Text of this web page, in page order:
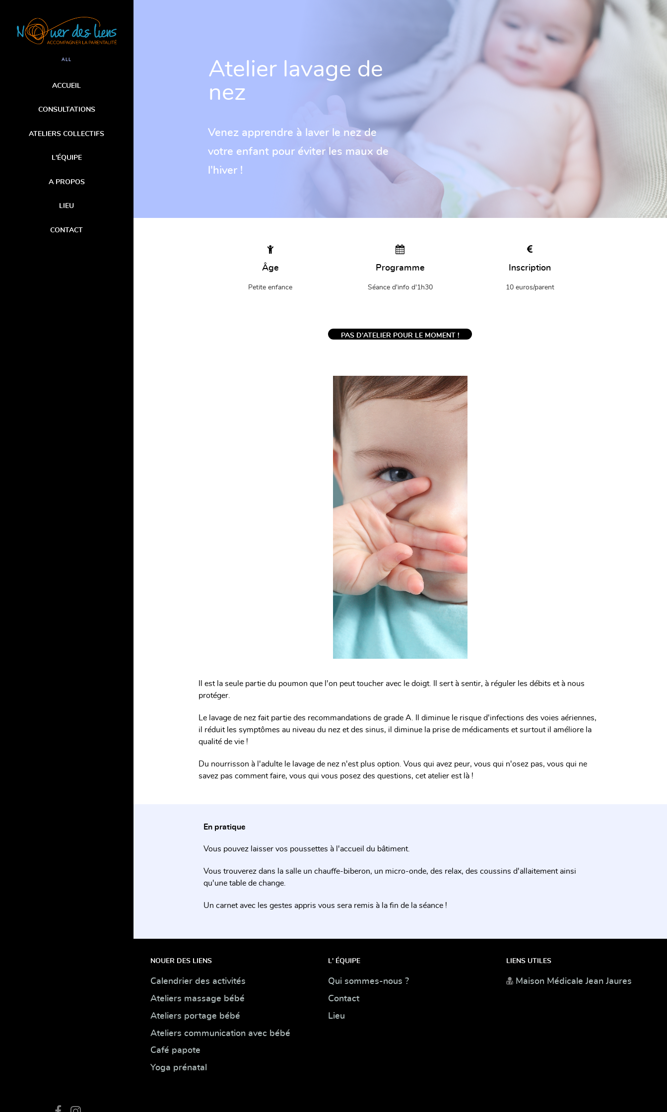
ALL
ACCUEIL
CONSULTATIONS
ATELIERS COLLECTIFS
L'ÉQUIPE
A PROPOS
LIEU
CONTACT
Atelier lavage de
nez
Venez apprendre à laver le nez de
votre enfant pour éviter les maux de
l'hiver !
Âge
Petite enfance
Programme
Séance d'info d'1h30
Inscription
10 euros/parent
PAS D'ATELIER POUR LE MOMENT !
ll est la seule partie du poumon que l'on peut toucher avec le doigt. Il sert à sentir, à réguler les débits et à nous
protéger.
Le lavage de nez fait partie des recommandations de grade A. Il diminue le risque d'infections des voies aériennes,
il réduit les symptômes au niveau du nez et des sinus, il diminue la prise de médicaments et surtout il améliore la
qualité de vie !
Du nourrisson à l'adulte le lavage de nez n'est plus option.Vous qui avez peur, vous qui n'osez pas, vous qui ne
savez pas comment faire, vous qui vous posez des questions, cet atelier est là !
En pratique
Vous pouvez laisser vos poussettes à l'accueil du bâtiment.
Vous trouverez dans la salle un chauffe-biberon, un micro-onde, des relax, des coussins d'allaitement ainsi
qu'une table de change.
Un carnet avec les gestes appris vous sera remis à la fin de la séance !
NOUER DES LIENS
Calendrier des activités
Ateliers massage bébé
Ateliers portage bébé
Ateliers communication avec bébé
Café papote
Yoga prénatal
L' ÉQUIPE
Qui sommes-nous ?
Contact
Lieu
LIENS UTILES
Maison Médicale Jean Jaures